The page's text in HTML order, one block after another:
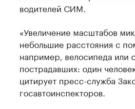
водителей СИМ.
«Увеличение масштабов
небольшие расстояния с
например, велосипеда или
пострадавших: один
цитирует пресс-служба
госавтоинспекторов.